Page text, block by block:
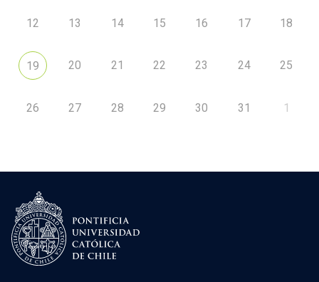
12 13 14 15 16 17 18
19 20 21 22 23 24 25
26 27 28 29 30 31 1